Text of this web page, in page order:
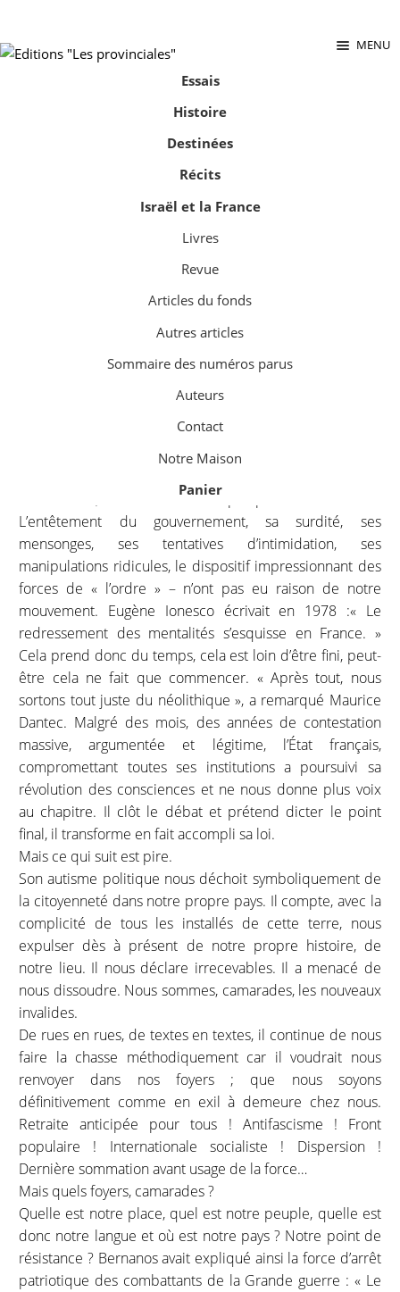
Aller
Aller
MENU
Essais
Histoire
Destinées
Récits
Israël et la France
Livres
Revue
Articles du fonds
Autres articles
Sommaire des numéros parus
Auteurs
Contact
Notre Maison
Panier
L’Avenir du printemps
« Mignonne allons voir si la rose… »
une bataille, mais nous n’avons pas perdu notre cause.
L’entêtement du gouvernement, sa surdité, ses
mensonges, ses tentatives d’intimidation, ses
manipulations ridicules, le dispositif impressionnant des
forces de « l’ordre » – n’ont pas eu raison de notre
mouvement. Eugène Ionesco écrivait en 1978 :« Le
redressement des mentalités s’esquisse en France. »
Cela prend donc du temps, cela est loin d’être fini, peut-
être cela ne fait que commencer. « Après tout, nous
sortons tout juste du néolithique », a remarqué Maurice
Dantec. Malgré des mois, des années de contestation
massive, argumentée et légitime, l’État français,
compromettant toutes ses institutions a poursuivi sa
révolution des consciences et ne nous donne plus voix
au chapitre. Il clôt le débat et prétend dicter le point
final, il transforme en fait accompli sa loi.
Mais ce qui suit est pire.
Son autisme politique nous déchoit symboliquement de
la citoyenneté dans notre propre pays. Il compte, avec la
complicité de tous les installés de cette terre, nous
expulser dès à présent de notre propre histoire, de
notre lieu. Il nous déclare irrecevables. Il a menacé de
nous dissoudre. Nous sommes, camarades, les nouveaux
invalides.
De rues en rues, de textes en textes, il continue de nous
faire la chasse méthodiquement car il voudrait nous
renvoyer dans nos foyers ; que nous soyons
définitivement comme en exil à demeure chez nous.
Retraite anticipée pour tous ! Antifascisme ! Front
populaire ! Internationale socialiste ! Dispersion !
Dernière sommation avant usage de la force…
Mais quels foyers, camarades ?
Quelle est notre place, quel est notre peuple, quelle est
donc notre langue et où est notre pays ? Notre point de
résistance ? Bernanos avait expliqué ainsi la force d’arrêt
patriotique des combattants de la Grande guerre : « Le